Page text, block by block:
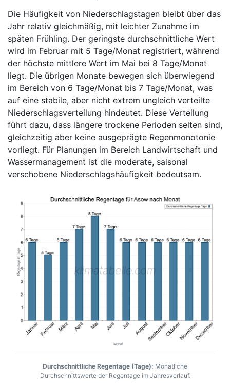
Die Häufigkeit von Niederschlagstagen bleibt über das
Jahr relativ gleichmäßig, mit leichter Zunahme im
späten Frühling. Der geringste durchschnittliche Wert
wird im Februar mit 5 Tage/Monat registriert, während
der höchste mittlere Wert im Mai bei 8 Tage/Monat
liegt. Die übrigen Monate bewegen sich überwiegend
im Bereich von 6 Tage/Monat bis 7 Tage/Monat, was
auf eine stabile, aber nicht extrem ungleich verteilte
Niederschlagsverteilung hindeutet. Diese Verteilung
führt dazu, dass längere trockene Perioden selten sind,
gleichzeitig aber keine ausgeprägte Regenmonotonie
vorliegt. Für Planungen im Bereich Landwirtschaft und
Wassermanagement ist die moderate, saisonal
verschobene Niederschlagshäufigkeit bedeutsam.
Durchschnittliche Regentage (Tage): Monatliche
Durchschnittswerte der Regentage im Jahresverlauf.